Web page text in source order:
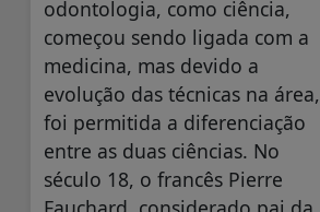
odontologia, como ciência,
começou sendo ligada com a
medicina, mas devido a
evolução das técnicas na área,
foi permitida a diferenciação
entre as duas ciências. No
século 18, o francês Pierre